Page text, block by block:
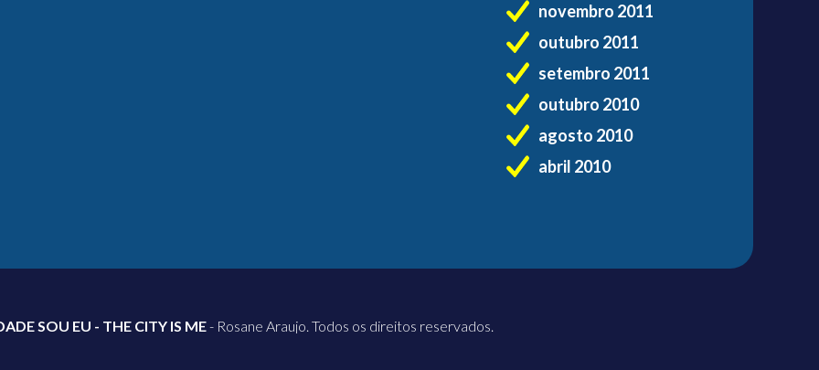
novembro 2011
outubro 2011
setembro 2011
outubro 2010
agosto 2010
abril 2010
SOU EU - THE CITY IS ME- Rosane Araujo. Todos os direitos reservados.